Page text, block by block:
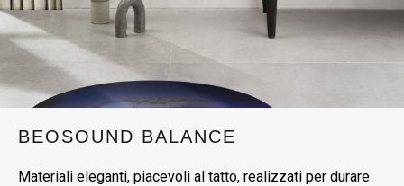
BEOSOUND BALANCE
Materiali eleganti, piacevoli al tatto, realizzati per durare